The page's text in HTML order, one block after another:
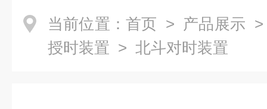
当前位置： 首页 > 产品展示
授时装置 > 北斗对时装置